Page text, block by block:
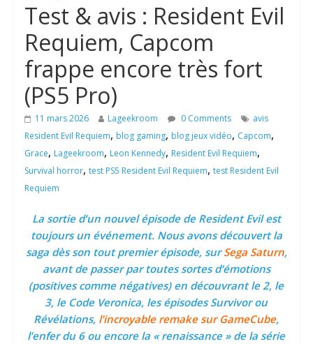
Test & avis : Resident Evil
Requiem, Capcom
frappe encore très fort
(PS5 Pro)
11 mars 2026 Lageekroom 0 Comments
avis
Resident Evil Requiem, blog gaming, blog jeux vidéo, Capcom,
Grace, Lageekroom, Leon Kennedy, Resident Evil Requiem,
Survival horror, test PS5 Resident Evil Requiem, test Resident Evil
Requiem
La sortie d’un nouvel épisode de Resident Evil est
toujours un événement. Nous avons découvert la
saga dès son tout premier épisode, surSega Saturn,
avant de passer par toutes sortes d’émotions
(positives comme négatives) en découvrant le 2, le
3, le Code Veronica, les épisodes Survivor ou
Révélations, l’incroyable remake sur GameCube,
l’enfer du 6 ou encore la « renaissance » de la série